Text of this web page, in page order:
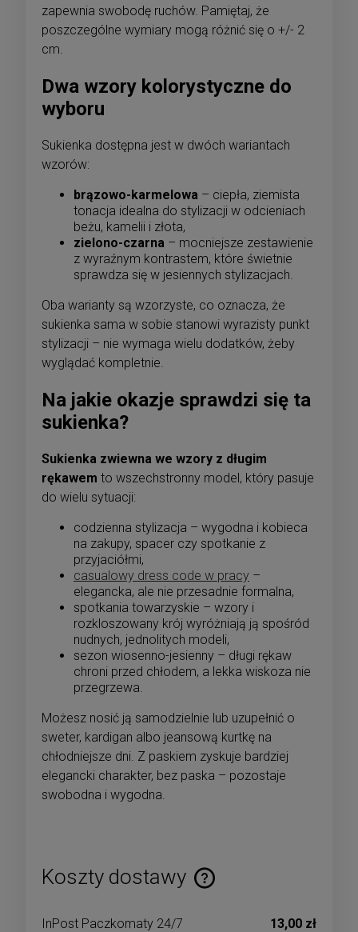
zapewnia swobodę ruchów. Pamiętaj, że
poszczególne wymiary mogą różnić się o +/- 2
cm.
Dwa wzory kolorystyczne do
wyboru
Sukienka dostępna jest w dwóch wariantach
wzorów:
brązowo-karmelowa – ciepła, ziemista
tonacja idealna do stylizacji w odcieniach
beżu, kamelii i złota,
zielono-czarna – mocniejsze zestawienie
z wyraźnym kontrastem, które świetnie
sprawdza się w jesiennych stylizacjach.
Oba warianty są wzorzyste, co oznacza, że
sukienka sama w sobie stanowi wyrazisty punkt
stylizacji – nie wymaga wielu dodatków, żeby
wyglądać kompletnie.
Na jakie okazje sprawdzi się ta
sukienka?
Sukienka zwiewna we wzory z długim
rękawem to wszechstronny model, który pasuje
do wielu sytuacji:
codzienna stylizacja – wygodna i kobieca
na zakupy, spacer czy spotkanie z
przyjaciółmi,
casualowy dress code w pracy –
elegancka, ale nie przesadnie formalna,
spotkania towarzyskie – wzory i
rozkloszowany krój wyróżniają ją spośród
nudnych, jednolitych modeli,
sezon wiosenno-jesienny – długi rękaw
chroni przed chłodem, a lekka wiskoza nie
przegrzewa.
Możesz nosić ją samodzielnie lub uzupełnić o
sweter, kardigan albo jeansową kurtkę na
chłodniejsze dni. Z paskiem zyskuje bardziej
elegancki charakter, bez paska – pozostaje
swobodna i wygodna.
Koszty dostawy
Cena nie zawiera ewentualnych kosztów płatności
InPost Paczkomaty 24/7 13,00 zł